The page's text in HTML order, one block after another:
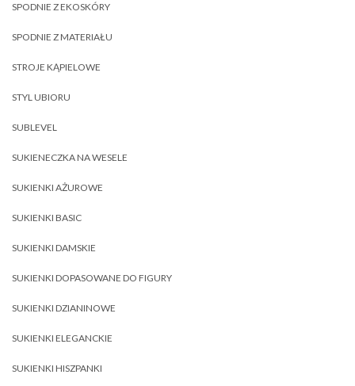
SPODNIE Z EKOSKÓRY
SPODNIE Z MATERIAŁU
STROJE KĄPIELOWE
STYL UBIORU
SUBLEVEL
SUKIENECZKA NA WESELE
SUKIENKI AŻUROWE
SUKIENKI BASIC
SUKIENKI DAMSKIE
SUKIENKI DOPASOWANE DO FIGURY
SUKIENKI DZIANINOWE
SUKIENKI ELEGANCKIE
SUKIENKI HISZPANKI